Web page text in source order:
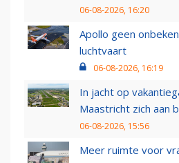
06-08-2026, 16:20
Apollo geen
luchtvaart
06-08-2026, 16:19
In jacht op
Maastricht zich aan
06-08-2026, 15:56
Meer ruimte voor